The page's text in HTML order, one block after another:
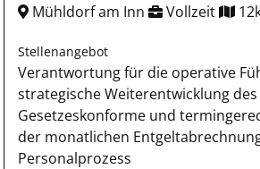
Mühldorf am Inn Vollzeit
Stellenangebot
Verantwortung für die operative
strategische Weiterentwicklung des
Gesetzeskonforme und
der monatlichen
Personalprozess